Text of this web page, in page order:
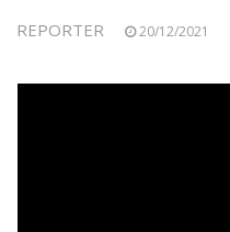
REPORTER 20/12/2021